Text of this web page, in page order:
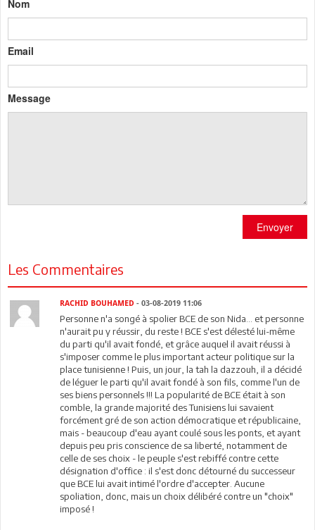
Nom
Email
Message
Envoyer
Les Commentaires
RACHID BOUHAMED - 03-08-2019 11:06
Personne n'a songé à spolier BCE de son Nida... et personne
n'aurait pu y réussir, du reste ! BCE s'est délesté lui-même
du parti qu'il avait fondé, et grâce auquel il avait réussi à
s'imposer comme le plus important acteur politique sur la
place tunisienne ! Puis, un jour, la tah la dazzouh, il a décidé
de léguer le parti qu'il avait fondé à son fils, comme l'un de
ses biens personnels !!! La popularité de BCE était à son
comble, la grande majorité des Tunisiens lui savaient
forcément gré de son action démocratique et républicaine,
mais - beaucoup d'eau ayant coulé sous les ponts, et ayant
depuis peu pris conscience de sa liberté, notamment de
celle de ses choix - le peuple s'est rebiffé contre cette
désignation d'office : il s'est donc détourné du successeur
que BCE lui avait intimé l'ordre d'accepter. Aucune
spoliation, donc, mais un choix délibéré contre un "choix"
imposé !